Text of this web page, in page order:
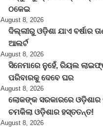
ଠକେଇ
August 8, 2026
ଦିଲ୍ଲୀରୁ ଓଡ଼ିଶା ଯାଏ ବର୍ଷାର
ଆଲର୍ଟ
August 8, 2026
ସିନେମାରେ ନୁହେଁ, ରିୟଲ
ପରିବାରକୁ ଦେବେ ଘର
August 8, 2026
ଲୋକଙ୍କ ସରକାରରେ ଓଡ଼ିଶାର
ଚମକିଲା ଓଡ଼ିଶାର ହସ୍ତତନ୍ତ!
August 8, 2026